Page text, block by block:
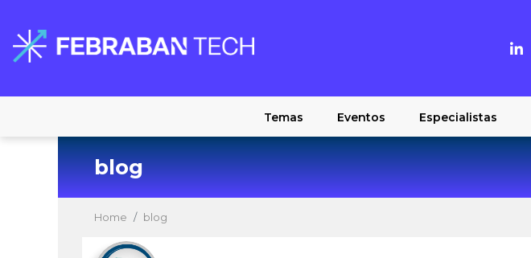
Temas Eventos Especialistas
blog
Home blog